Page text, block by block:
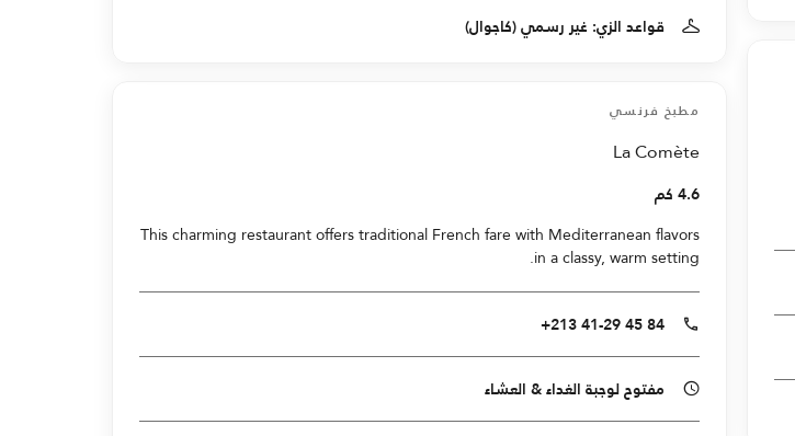
قواعد الزي: غير رسمي (كاجوال)
مطبخ فرنسي
La Comète
4.6 كم
This charming restaurant offers traditional French fare with Mediterranean flavors
in a classy, warm setting.
+213 41-29 45 84
مفتوح لوجبة الغداء & العشاء